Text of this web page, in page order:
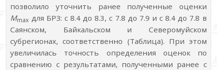
позволило уточнить ранее полученные оценки
Mmax для БРЗ: с 8.4 до 8.3, с 7.8 до 7.9 и с 8.4 до 7.8 в
Саянском, Байкальском и Северомуйском
субрегионах, соответственно (Таблица). При этом
увеличилась точность определения оценок по
сравнению с результатами, полученными ранее с